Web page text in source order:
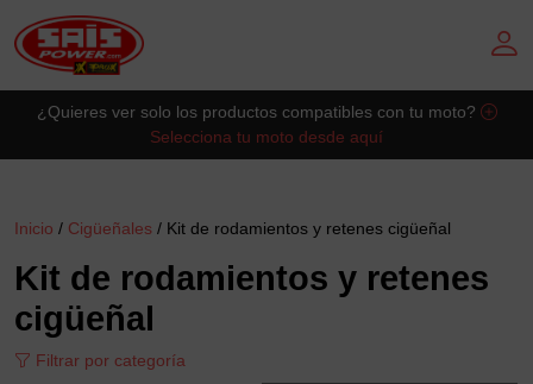
¿Quieres ver solo los productos compatibles con tu moto?
Selecciona tu moto desde aquí
Inicio / Cigüeñales / Kit de rodamientos y retenes cigüeñal
Kit de rodamientos y retenes
cigüeñal
Filtrar por categoría